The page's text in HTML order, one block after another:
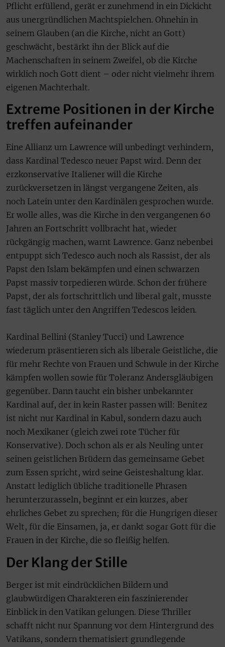
Pflicht erfüllend, gerät er zunehmend in ein Dickicht
aus unergründlichen Machtspielchen. Ohnehin in
seinem Glauben (an die Kirche, nicht an Gott)
geschwächt, bestärkt ihn der Blick auf die
Machenschaften in seinem Zweifel, ob die Kirche
wirklich noch Gott dient – oder nicht vielmehr ihrem
eigenen Machterhalt.
Extreme Positionen in der Kirche
treffen aufeinander
Eine Allianz um Lawrence will unbedingt verhindern,
dass Kardinal Tedesco neuer Papst wird. Denn der
erzkonservative Italiener will die Kirche
zurückversetzen in längst vergangene Zeiten, als
noch Latein unter den Kardinälen gesprochen wurde.
Er wolle alles, was die Kirche in den vergangenen 60
Jahren an Fortschritt vollbracht hat, wieder
rückgängig machen, warnt Lawrence. Ganz nebenbei
entpuppt sich Tedesco auch noch als Rassist, der als
Papst den Islam bekämpfen und einen schwarzen
Papst massiv torpedieren würde. Schon der frühere
Papst, der als fortschrittlich und liberal galt, musste
fast täglich unter den Angriffen Tedescos leiden.
Kardinal Bellini (Stanley Tucci) und Lawrence
wiederum präsentieren sich als liberale Geistliche, die
für mehr Rechte von Frauen und Schwule in der Kirche
kämpfen wollen sowie für Toleranz Andersgläubigen
gegenüber. Dann taucht ein bisher unbekannter
Kardinal auf, der in kein Raster passen will: Benitez
ist nicht nur Kardinal in Kabul, sondern dazu auch
noch Mexikaner (gleich zwei rote Tücher für
Konservative). Doch schon als er als Neuling unter
seinen geistlichen Brüdern das gemeinsame Gebet
zum Essen spricht, wird seine Geisteshaltung klar.
Anstatt lediglich übliche traditionelle Phrasen
herunterzurasseln, beginnt er ein kurzes, aber
ehrliches Gebet zu sprechen; für die Hungrigen dieser
Welt, für die Einsamen, ja, er dankt sogar Gott für die
Frauen in der Kirche, die so fleißig helfen.
Der Klang der Stille
Berger ist mit eindrücklichen Bildern und
glaubwürdigen Charakteren ein faszinierender
Einblick in den Vatikan gelungen. Diese Thriller
schafft nicht nur Spannung vor dem Hintergrund des
Vatikans, sondern thematisiert grundlegende